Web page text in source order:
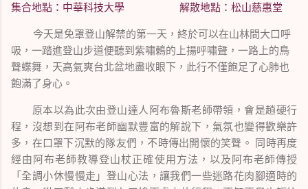
集合地點：中華科技大學 解散地點：松山慈惠堂
今天是免罩登山解禁的第一天，終於可以在山林間大口呼
吸，一踏進登山步道便聽到紫嘯鶇的上揚呼嘯聲，一路上的鳥
聲蝶舞，天高氣爽台北盆地盡收眼下，此行不僅飽足了心肺也
飽滿了身心。
原本以為此次由登山達人阿布魯斯老師帶領，會是趟硬行
程，沒想到在阿布老師幽默豐富的解說下，氣氛也變得歡樂許
多， 在口罩下沉默的隊友們， 不時傳出開懷的笑聲。 同時再度
經由阿布老師教導登山杖正確使用方法，以及阿布老師傳授
「全調小休慢慢走」登山心法，讓我們一些迷路花肉腳適時的